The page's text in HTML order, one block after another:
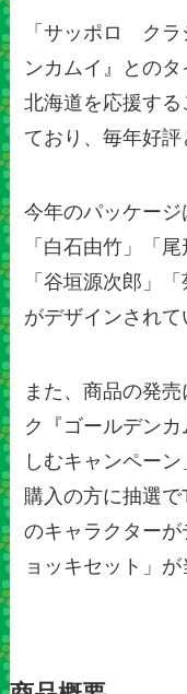
「サッポロ クラ
ンカムイ』との
北海道を応援す
ており、毎年好評
今年のパッケージ
「白石由竹」「
「谷垣源次郎」
がデザインされて
また、商品の発
ク『ゴールデン
しむキャンペー
購入の方に抽選で
のキャラクター
ョッキセット」が